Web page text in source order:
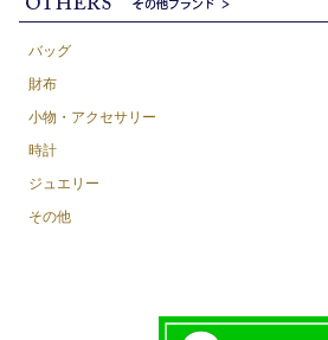
バッグ
財布
小物・アクセサリー
時計
ジュエリー
その他